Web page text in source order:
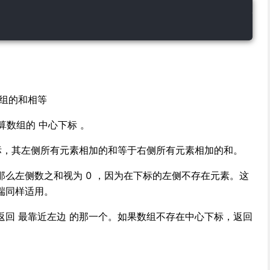
的和相等
组的 中心下标 。
其左侧所有元素相加的和等于右侧所有元素相加的和。
么左侧数之和视为 0 ，因为在下标的左侧不存在元素。这
样适用。
回 最靠近左边 的那一个。如果数组不存在中心下标，返回